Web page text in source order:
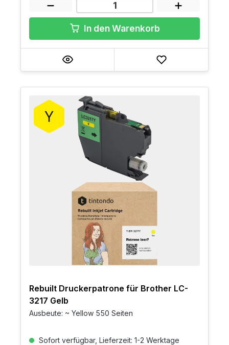
In den Warenkorb
Rebuilt Druckerpatrone für Brother LC-
3217 Gelb
Ausbeute: ~ Yellow 550 Seiten
Sofort verfügbar, Lieferzeit: 1-2 Werktage